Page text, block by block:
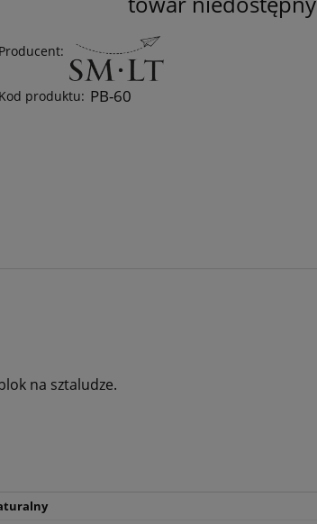
Producent:
Kod produktu: PB-60
na sztaludze.